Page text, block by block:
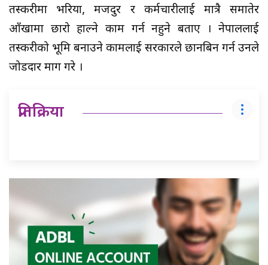
तस्करीमा भरिया, मजदुर र कर्मचारीलाई मात्रै समातेर
आँखामा छारो हाल्ने काम गर्न नहुने बताए । नेपाललाई
तस्करीको भूमि बनाउने कामलाई सरकारले छानबिन गर्न उनले
जोडदार माग गरे ।
प्रतिक्रिया